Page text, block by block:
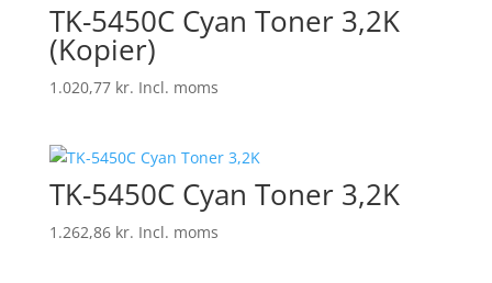
TK-5450C Cyan Toner 3,2K
(Kopier)
1.020,77 kr. Incl. moms
TK-5450C Cyan Toner 3,2K
1.262,86 kr. Incl. moms